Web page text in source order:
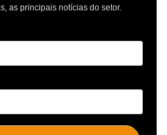
as principais notícias do setor.